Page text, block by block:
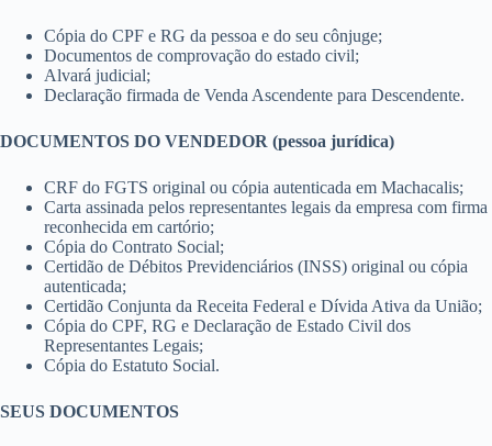
Cópia do CPF e RG da pessoa e do seu cônjuge;
Documentos de comprovação do estado civil;
Alvará judicial;
Declaração firmada de Venda Ascendente para Descendente.
DOCUMENTOS DO VENDEDOR (pessoa jurídica)
CRF do FGTS original ou cópia autenticada em Machacalis;
Carta assinada pelos representantes legais da empresa com firma
reconhecida em cartório;
Cópia do Contrato Social;
Certidão de Débitos Previdenciários (INSS) original ou cópia
autenticada;
Certidão Conjunta da Receita Federal e Dívida Ativa da União;
Cópia do CPF, RG e Declaração de Estado Civil dos
Representantes Legais;
Cópia do Estatuto Social.
SEUS DOCUMENTOS